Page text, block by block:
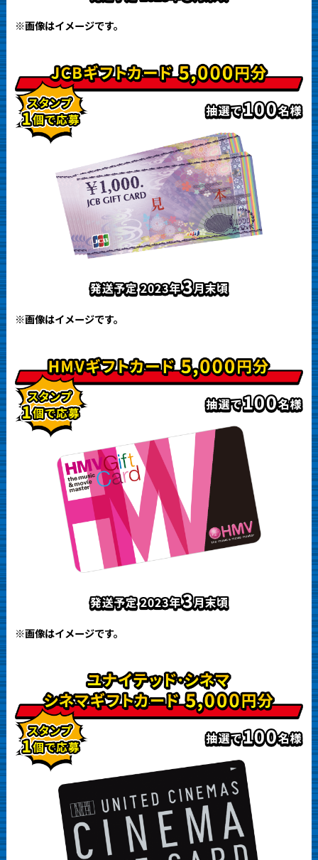
※画像はイメージです。
※画像はイメージです。
※画像はイメージです。